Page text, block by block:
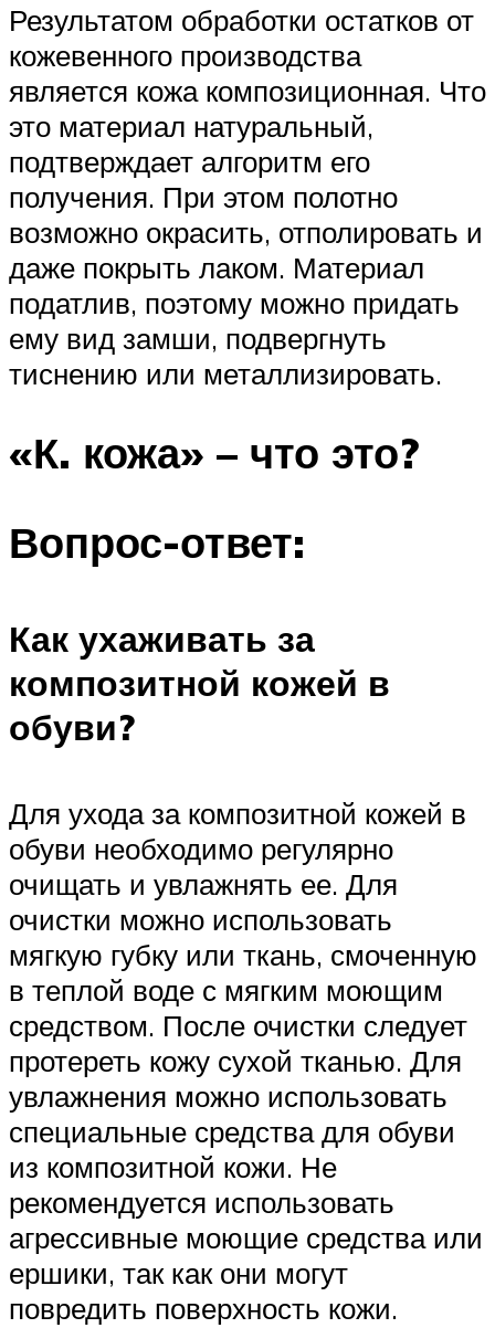
Результатом обработки остатков от
кожевенного производства
является кожа композиционная. Что
это материал натуральный,
подтверждает алгоритм его
получения. При этом полотно
возможно окрасить, отполировать и
даже покрыть лаком. Материал
податлив, поэтому можно придать
ему вид замши, подвергнуть
тиснению или металлизировать.
«К. кожа» – что это?
Вопрос-ответ:
Как ухаживать за
композитной кожей в
обуви?
Для ухода за композитной кожей в
обуви необходимо регулярно
очищать и увлажнять ее. Для
очистки можно использовать
мягкую губку или ткань, смоченную
в теплой воде с мягким моющим
средством. После очистки следует
протереть кожу сухой тканью. Для
увлажнения можно использовать
специальные средства для обуви
из композитной кожи. Не
рекомендуется использовать
агрессивные моющие средства или
ершики, так как они могут
повредить поверхность кожи.